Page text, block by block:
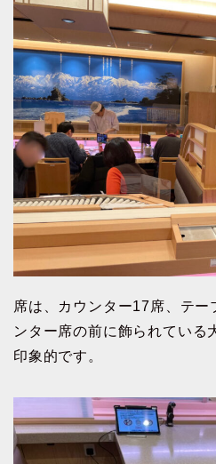
席は、カウンター17席、テー
ンター席の前に飾られている
印象的です。